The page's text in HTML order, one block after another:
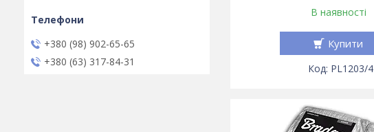
В наявності
Купити
PL1203/4
+380 (98) 902-65-65
+380 (63) 317-84-31